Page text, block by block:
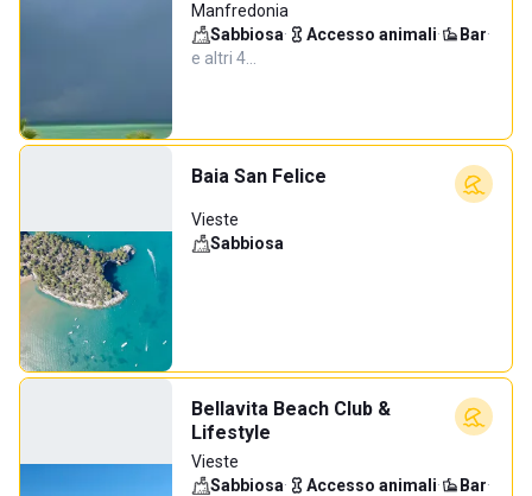
Manfredonia
Sabbiosa· Accesso animali· Bar·
e altri 4…
Baia San Felice
Vieste
Sabbiosa
Bellavita Beach Club &
Lifestyle
Vieste
Sabbiosa· Accesso animali· Bar·